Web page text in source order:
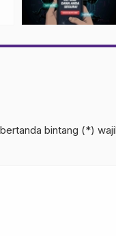
bintang (*)